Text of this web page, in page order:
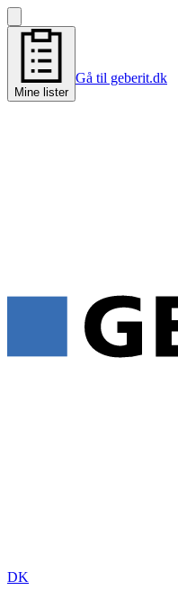
Mine lister
Gå til geberit.dk
DK